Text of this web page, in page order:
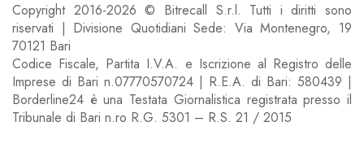
Copyright 2016-2026 © Bitrecall S.r.l. Tutti i diritti sono
riservati | Divisione Quotidiani Sede: Via Montenegro, 19
70121 Bari
Codice Fiscale, Partita I.V.A. e Iscrizione al Registro delle
Imprese di Bari n.07770570724 | R.E.A. di Bari: 580439 |
Borderline24 è una Testata Giornalistica registrata presso il
Tribunale di Bari n.ro R.G. 5301 – R.S. 21 / 2015